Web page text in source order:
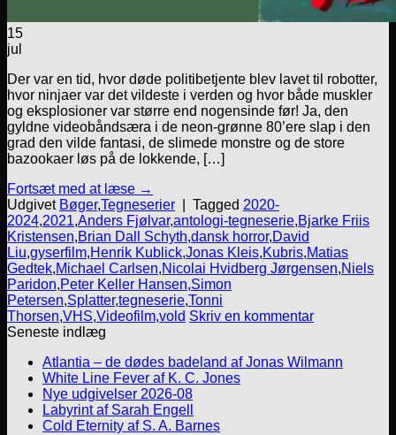
15
jul
Der var en tid, hvor døde politibetjente blev lavet til robotter,
hvor ninjaer var det vildeste i verden og hvor både muskler
og eksplosioner var større end nogensinde før! Ja, den
gyldne videobåndsæra i de neon-grønne 80’ere slap i den
grad den vilde fantasi, de slimede monstre og de store
bazookaer løs på de lokkende, […]
Fortsæt med at læse →
Udgivet Bøger,Tegneserier Tagged 2020-
2024,2021,Anders Fjølvar,antologi-tegneserie,Bjarke Friis
Kristensen,Brian Dall Schyth,dansk horror,David
Liu,gyserfilm,Henrik Kublick,Jonas Kleis,Kubris,Matias
Gedtek,Michael Carlsen,Nicolai Hvidberg Jørgensen,Niels
Paridon,Peter Keller Hansen,Simon
Petersen,Splatter,tegneserie,Tonni
Thorsen,VHS,Videofilm,vold Skriv en kommentar
Seneste indlæg
Atlantia – de dødes badeland af Jonas Wilmann
White Line Fever af K. C. Jones
Nye udgivelser 2026-08
Labyrint af Sarah Engell
Cold Eternity af S. A. Barnes